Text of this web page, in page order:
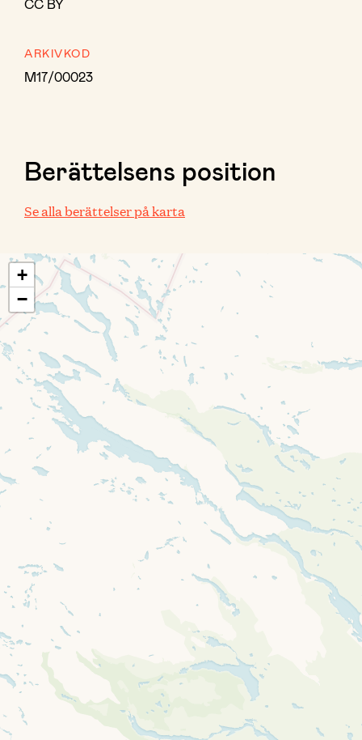
CC BY
ARKIVKOD
M17/00023
Berättelsens position
Se alla berättelser på karta
+
−